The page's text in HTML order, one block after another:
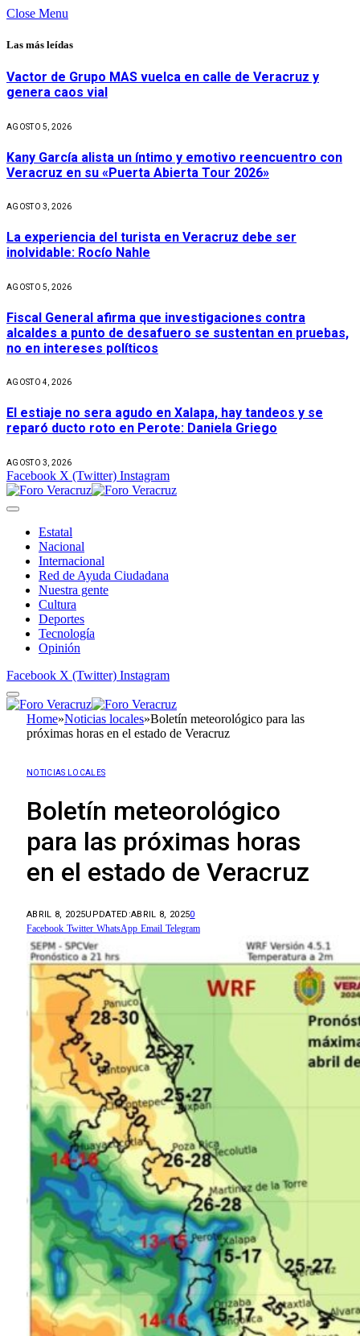
Close Menu
Las más leídas
Vactor de Grupo MAS vuelca en calle de Veracruz y
genera caos vial
AGOSTO 5, 2026
Kany García alista un íntimo y emotivo reencuentro con
Veracruz en su «Puerta Abierta Tour 2026»
AGOSTO 3, 2026
La experiencia del turista en Veracruz debe ser
inolvidable: Rocío Nahle
AGOSTO 5, 2026
Fiscal General afirma que investigaciones contra
alcaldes a punto de desafuero se sustentan en pruebas,
no en intereses políticos
AGOSTO 4, 2026
El estiaje no sera agudo en Xalapa, hay tandeos y se
reparó ducto roto en Perote: Daniela Griego
AGOSTO 3, 2026
Facebook X (Twitter) Instagram
Estatal
Nacional
Internacional
Red de Ayuda Ciudadana
Nuestra gente
Cultura
Deportes
Tecnología
Opinión
Facebook X (Twitter) Instagram
Home»Noticias locales»Boletín meteorológico para las
próximas horas en el estado de Veracruz
NOTICIAS LOCALES
Boletín meteorológico
para las próximas horas
en el estado de Veracruz
ABRIL 8, 2025UPDATED:ABRIL 8, 20250
Facebook Twitter WhatsApp Email Telegram